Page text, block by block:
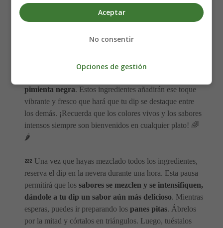
para lograr la cremosidad perfecta de nuestro dip. ¡No te
preocupes si se te hace agua la boca en este punto, es
verdes picados, las chalotas finamente picadas, la
pimienta negra. Estos ingredientes añadirán ese toque
vibrante y fresco que hará que tu dip se destaque entre
los demás. ¡Recuerda que los colores vivos y los sabores
intensos siempre son bienvenidos en cualquier plato! 🌈
🌶️
💤 Una vez que hayas mezclado todos los ingredientes,
reserva el dip en la nevera durante una hora. Esta pausa
permitirá que los sabores se mezclen y se intensifiquen,
dándole a tu dip un sabor aún más delicioso. Mientras
esperas, puedes ir preparando los panes pitas. Ábrelos
por la mitad y córtalos en triángulos. Luego, tuéstalos
Aceptar
No consentir
Opciones de gestión